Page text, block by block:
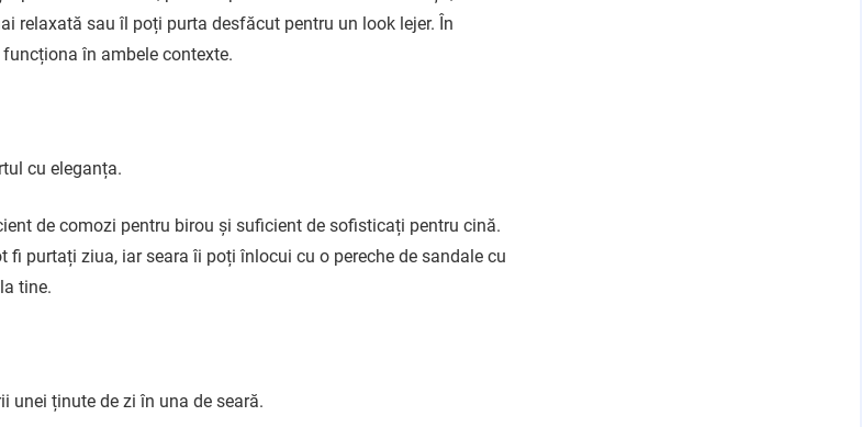
relaxată sau îl poți purta desfăcut pentru un look lejer. În
în ambele contexte.
cu eleganța.
de comozi pentru birou și suficient de sofisticați pentru cină.
fi purtați ziua, iar seara îi poți înlocui cu o pereche de sandale cu
tine.
unei ținute de zi în una de seară.